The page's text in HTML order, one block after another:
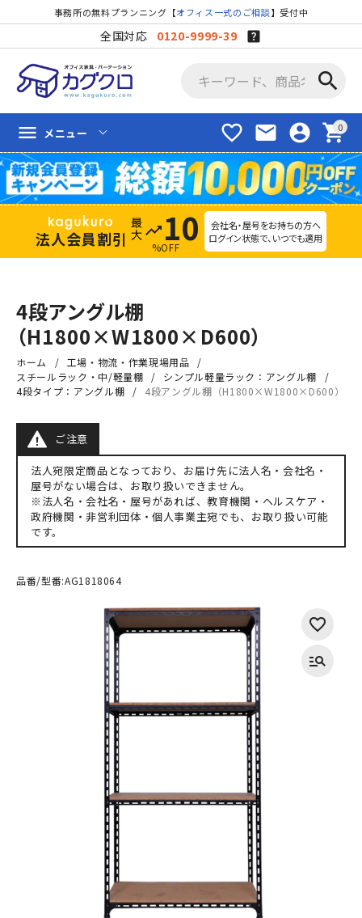
事務所の無料プランニング【オフィス一式のご相談】受付中
全国対応 0120-9999-39
search
favorite_border mail account_circle shopping_cart
menu メニュー
法人会員割引 trending_up 10
%OFF
会社名・屋号をお持ちの方へ
ログイン状態で、いつでも適用
4段アングル棚
（H1800×W1800×D600）
ホーム
工場・物流・作業現場用品
スチールラック・中/軽量棚
シンプル軽量ラック：アングル棚
4段タイプ：アングル棚
4段アングル棚（H1800×W1800×D600）
ご注意
法人宛限定商品となっており、お届け先に法人名・会社名・
屋号がない場合は、お取り扱いできません。
※法人名・会社名・屋号があれば、教育機関・ヘルスケア・
政府機関・非営利団体・個人事業主宛でも、お取り扱い可能
です。
品番/型番:AG1818064